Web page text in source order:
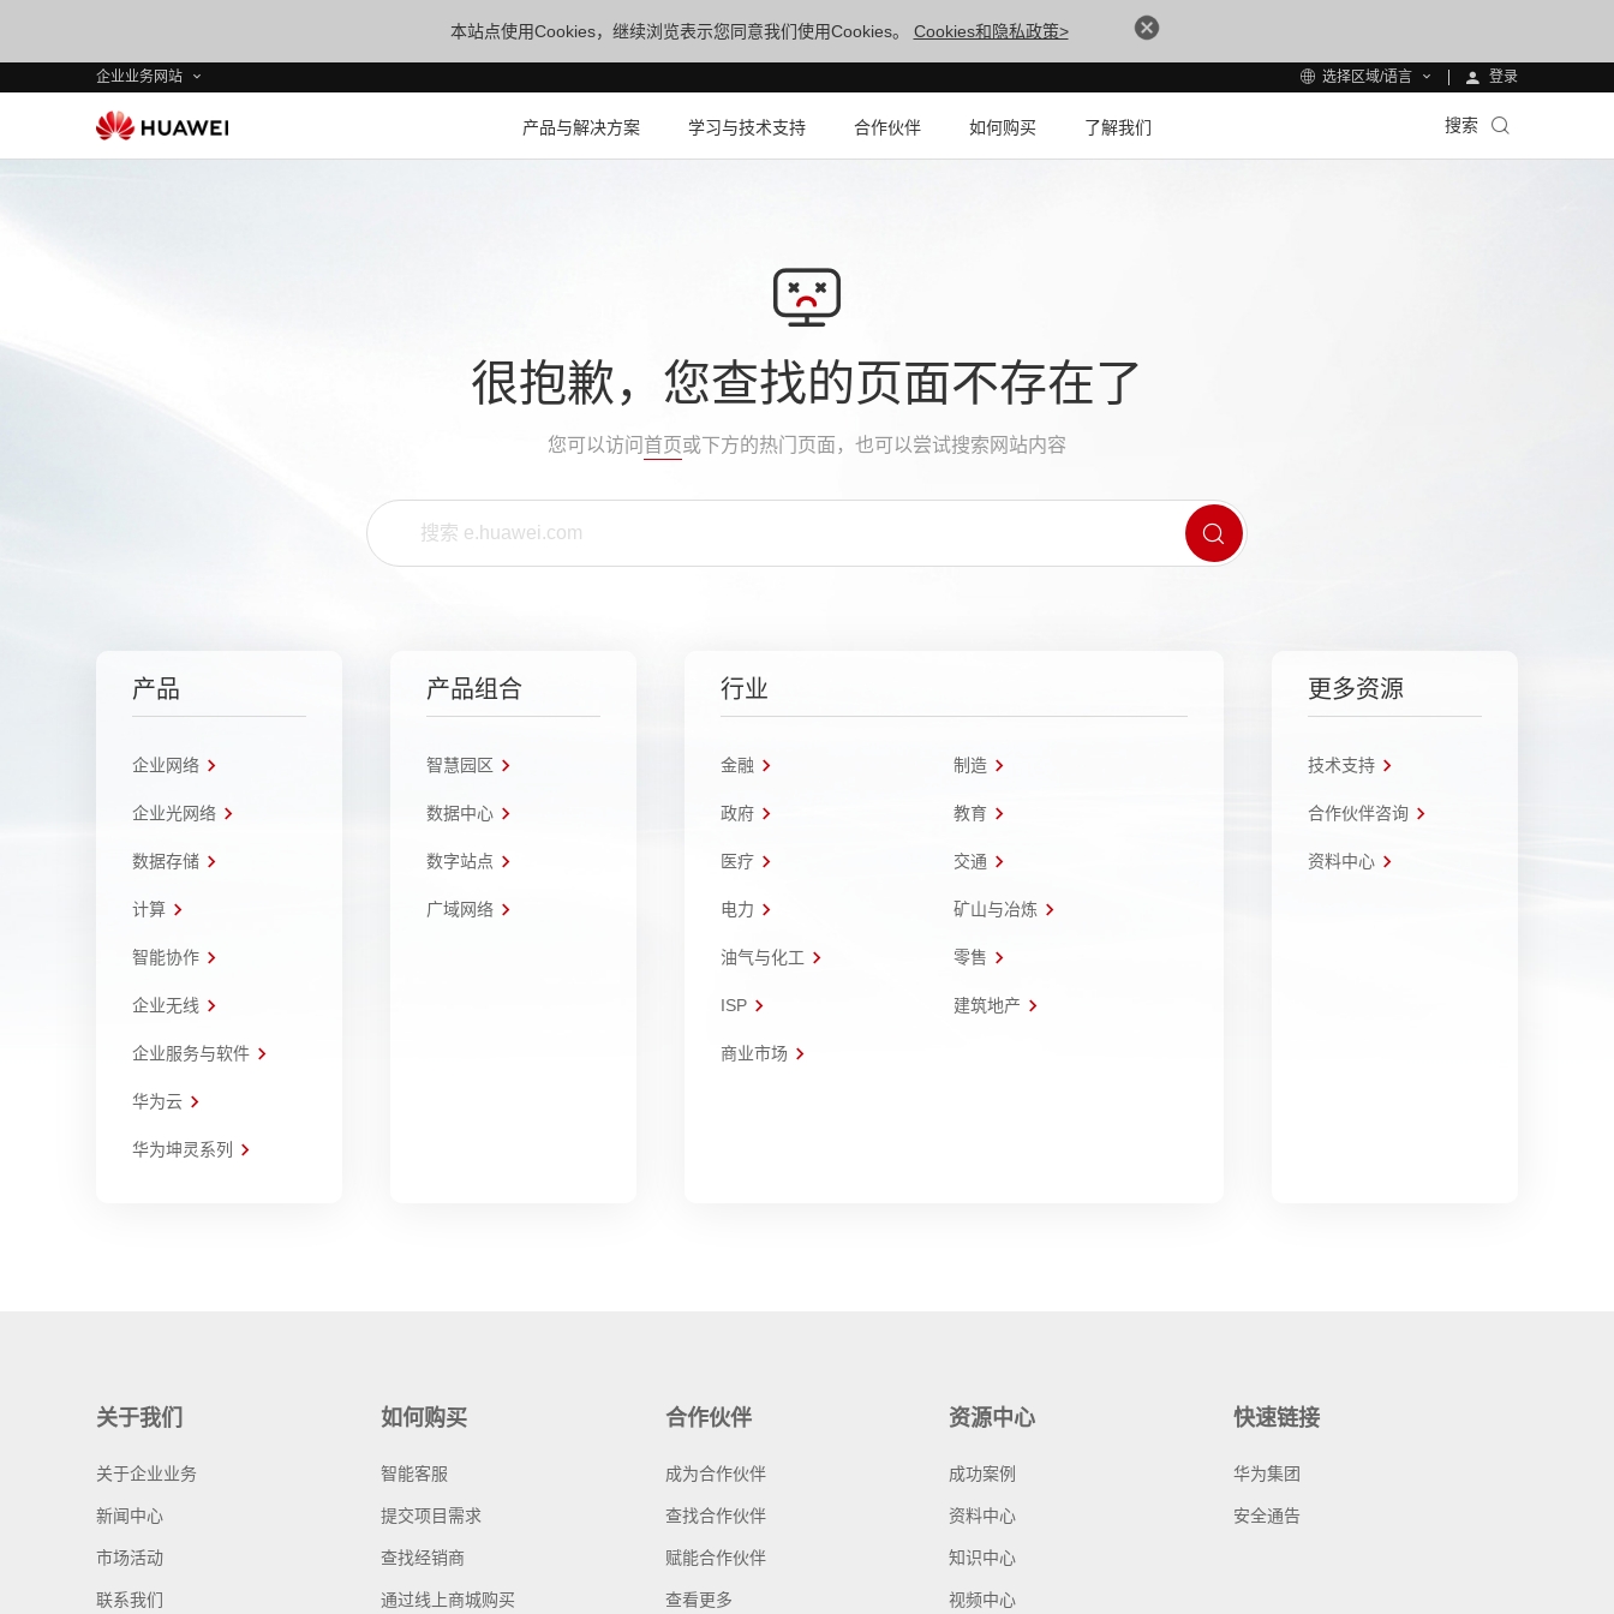
本站点使用Cookies，继续浏览表示您同意我们使用Cookies。 Cookies和隐私政策>
企业业务网站 选择区域/语言 登录
产品与解决方案 学习与技术支持 合作伙伴 如何购买 了解我们 搜索
很抱歉，您查找的页面不存在了
您可以访问 首页或下方的热门页面，也可以尝试搜索网站内容
产品
企业网络
企业光网络
数据存储
计算
智能协作
企业无线
企业服务与软件
华为云
华为坤灵系列
产品组合
智慧园区
数据中心
数字站点
广域网络
行业
金融 制造
政府 教育
医疗 交通
电力 矿山与冶炼
油气与化工 零售
ISP 建筑地产
商业市场
更多资源
技术支持
合作伙伴咨询
资料中心
关于我们
关于企业业务
新闻中心
市场活动
联系我们
如何购买
智能客服
提交项目需求
查找经销商
通过线上商城购买
合作伙伴
成为合作伙伴
查找合作伙伴
赋能合作伙伴
查看更多
资源中心
成功案例
资料中心
知识中心
视频中心
快速链接
华为集团
安全通告